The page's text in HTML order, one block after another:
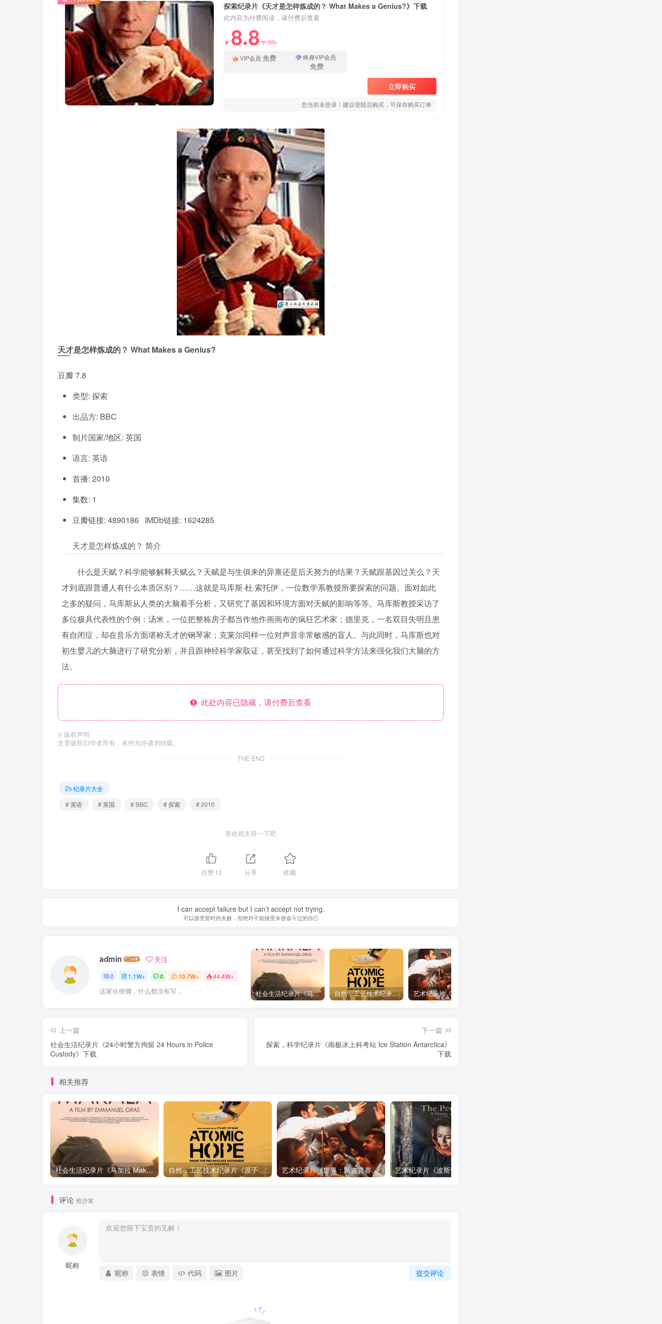
探索纪录片《天才是怎样炼成的？ What Makes a Genius?》下载
此内容为付费阅读，请付费后查看
￥ 8.8￥35
VIP会员 免费 终身VIP会员
免费
立即购买
您当前未登录！建议登陆后购买，可保存购买订单
天才是怎样炼成的？ What Makes a Genius?
豆瓣 7.8
类型: 探索
出品方: BBC
制片国家/地区: 英国
语言: 英语
首播: 2010
集数: 1
豆瓣链接: 4890186 IMDb链接: 1624285
天才是怎样炼成的？ 简介
什么是天赋？科学能够解释天赋么？天赋是与生俱来的异禀还是后天努力的结果？天赋跟基因过关么？天
才到底跟普通人有什么本质区别？……这就是马库斯·杜·索托伊，一位数学系教授所要探索的问题。面对如此
之多的疑问，马库斯从人类的大脑着手分析，又研究了基因和环境方面对天赋的影响等等。马库斯教授采访了
多位极具代表性的个例：汤米，一位把整栋房子都当作他作画画布的疯狂艺术家；德里克，一名双目失明且患
有自闭症，却在音乐方面堪称天才的钢琴家；克莱尔同样一位对声音非常敏感的盲人。与此同时，马库斯也对
初生婴儿的大脑进行了研究分析，并且跟神经科学家取证，甚至找到了如何通过科学方法来强化我们大脑的方
法。
此处内容已隐藏，请付费后查看
© 版权声明
文章版权归作者所有，未经允许请勿转载。
THE END
纪录片大全
# 英语
# 英国 # BBC # 探索 # 2010
喜欢就支持一下吧
点赞13 分享 收藏
I can accept failure but I can’t accept not trying.
可以接受暂时的失败，但绝对不能接受未曾奋斗过的自己
admin 关注
0 1.1W+ 0 10.7W+ 44.4W+
这家伙很懒，什么都没有写... 社会生活纪录片《马加拉 Makala》下载 自然，工艺技术纪录片《原子能的希望 Atomic Hope – Inside the Pro-Nuclear Movement》下载
上一篇
社会生活纪录片《24小时警方拘留 24 Hours in Police
Custody》下载
下一篇
探索，科学纪录片《南极冰上科考站 Ice Station Antarctica》
下载
相关推荐
社会生活纪录片《马加拉 Makala》下载 自然，工艺技术纪录片《原子能的希望 Atomic Hope – Inside the Pro-Nuclear Movement》下载 艺术纪录片《世界：新吉普赛之王 This World: The New Gypsy Kings》下载
评论 抢沙发
昵称
提交评论
昵称 表情 代码 图片